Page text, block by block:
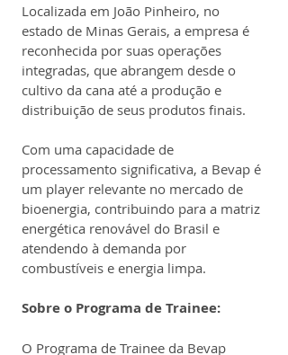
Localizada em João Pinheiro, no
estado de Minas Gerais, a empresa é
reconhecida por suas operações
integradas, que abrangem desde o
cultivo da cana até a produção e
distribuição de seus produtos finais.
Com uma capacidade de
processamento significativa, a Bevap é
um player relevante no mercado de
bioenergia, contribuindo para a matriz
energética renovável do Brasil e
atendendo à demanda por
combustíveis e energia limpa.
Sobre o Programa de Trainee:
O Programa de Trainee da Bevap